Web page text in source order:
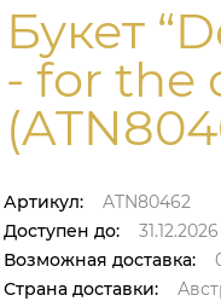
Букет
- for the
Артикул:
ATN80462
Доступен до:
31.12.2026
Возможная доставка:
Страна доставки: